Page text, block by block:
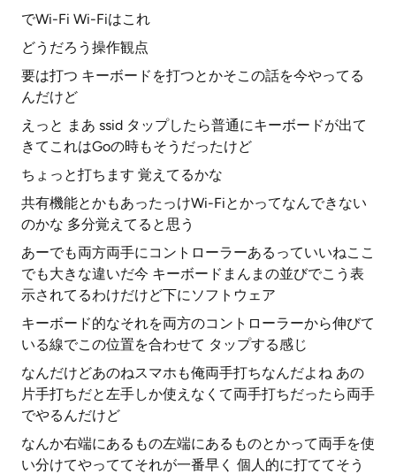
でWi-Fi Wi-Fiはこれ
どうだろう操作観点
要は打つ キーボードを打つとかそこの話を今やってる
んだけど
えっと まあ ssid タップしたら普通にキーボードが出て
きてこれはGoの時もそうだったけど
ちょっと打ちます 覚えてるかな
共有機能とかもあったっけWi-Fiとかってなんできない
のかな 多分覚えてると思う
あーでも両方両手にコントローラーあるっていいねここ
でも大きな違いだ今 キーボードまんまの並びでこう表
示されてるわけだけど下にソフトウェア
キーボード的なそれを両方のコントローラーから伸びて
いる線でこの位置を合わせて タップする感じ
なんだけどあのねスマホも俺両手打ちなんだよね あの
片手打ちだと左手しか使えなくて両手打ちだったら両手
でやるんだけど
なんか右端にあるもの左端にあるものとかって両手を使
い分けてやっててそれが一番早く 個人的に打ててそう